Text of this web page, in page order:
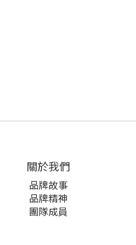
關於我們
品牌故事
品牌精神
團隊成員